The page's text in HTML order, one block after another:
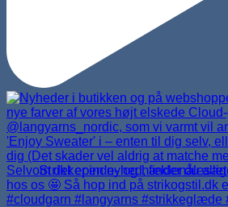
Strikkepinde- og hæklenålesæt